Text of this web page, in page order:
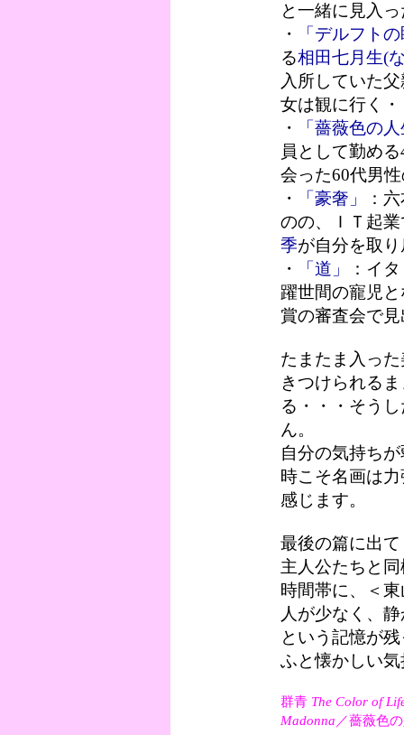
と一緒に見入
・
「デルフト
る相田七月生(
入所していた
女は観に行く
・
「薔薇色の
員として勤め
会った60代男
・
「豪奢」
：
のの、ＩＴ起
季が自分を取
・
「道」
：イ
躍世間の寵児
賞の審査会で
たまたま入っ
きつけられる
る・・・そう
ん。
自分の気持ち
時こそ名画は
感じます。
最後の篇に出
主人公たちと
時間帯に、＜
人が少なく、
という記憶が
ふと懐かしい
群青 The Color of
Madonna ／薔薇色